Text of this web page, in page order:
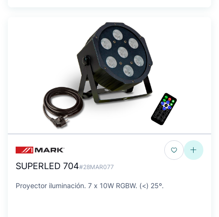
SUPERLED 704#28MAR077
Proyector iluminación. 7 x 10W RGBW. (<) 25º.